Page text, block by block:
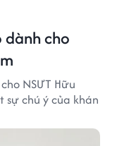
cho
NSƯT Hữu
sự chú ý của khán